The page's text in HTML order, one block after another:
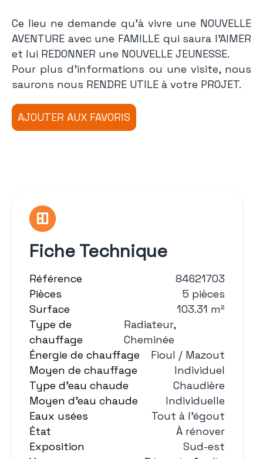
Ce lieu ne demande qu’à vivre une NOUVELLE
AVENTURE avec une FAMILLE qui saura l’AIMER
et lui REDONNER une NOUVELLE JEUNESSE.
Pour plus d’informations ou une visite, nous
saurons nous RENDRE UTILE à votre PROJET.
Fiche Technique
Référence
84621703
Pièces
5 pièces
Surface
103.31 m²
Type de
chauffage
Radiateur,
Cheminée
Énergie de chauffage
Fioul / Mazout
Moyen de chauffage
Individuel
Type d'eau chaude
Chaudière
Moyen d'eau chaude
Individuelle
Eaux usées
Tout à l'égout
État
À rénover
Exposition
Sud-est